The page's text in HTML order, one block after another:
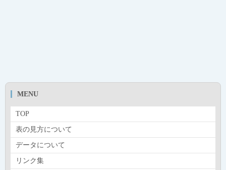
MENU
TOP
表の見方について
データについて
リンク集